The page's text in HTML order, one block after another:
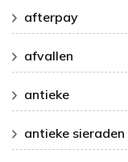
afterpay
afvallen
antieke
antieke sieraden